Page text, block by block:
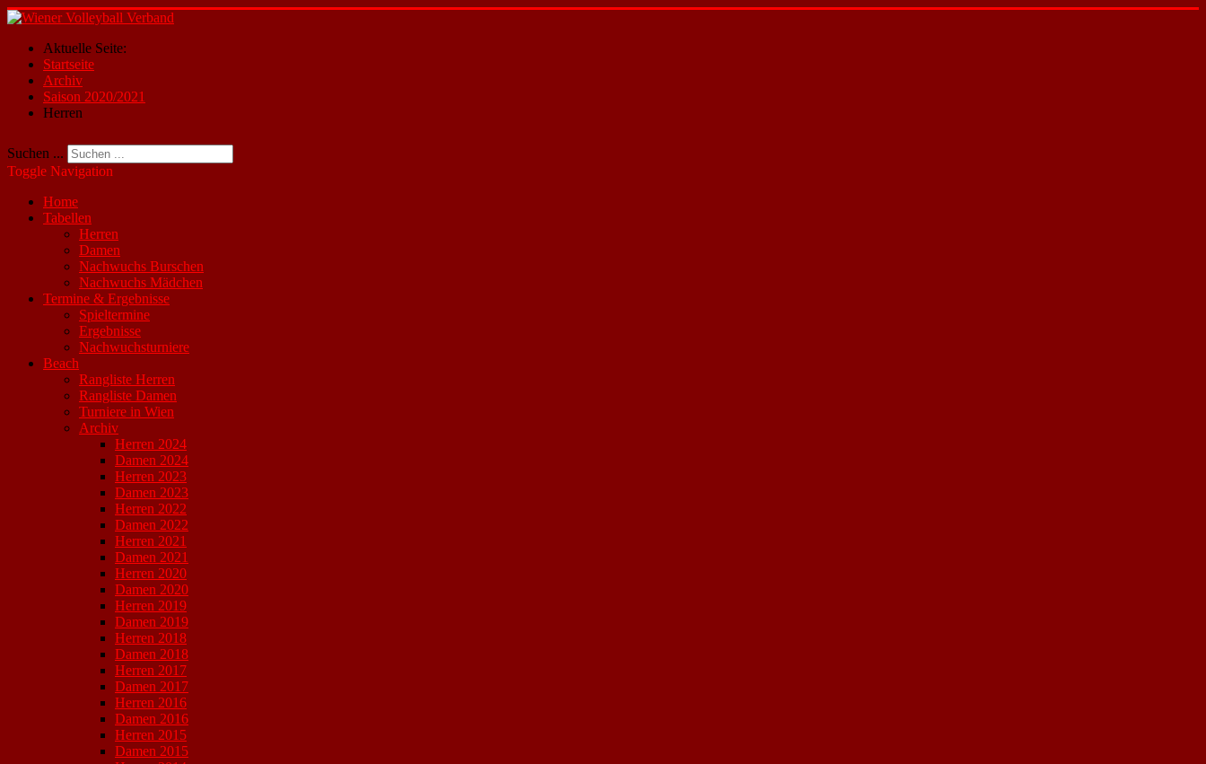
Aktuelle Seite:
Startseite
Archiv
Saison 2020/2021
Herren
Suchen ...
Toggle Navigation
Home
Tabellen
Herren
Damen
Nachwuchs Burschen
Nachwuchs Mädchen
Termine & Ergebnisse
Spieltermine
Ergebnisse
Nachwuchsturniere
Beach
Rangliste Herren
Rangliste Damen
Turniere in Wien
Archiv
Herren 2024
Damen 2024
Herren 2023
Damen 2023
Herren 2022
Damen 2022
Herren 2021
Damen 2021
Herren 2020
Damen 2020
Herren 2019
Damen 2019
Herren 2018
Damen 2018
Herren 2017
Damen 2017
Herren 2016
Damen 2016
Herren 2015
Damen 2015